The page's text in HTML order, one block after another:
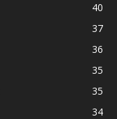
40
37
36
35
35
34